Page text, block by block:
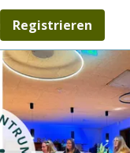
Registrieren